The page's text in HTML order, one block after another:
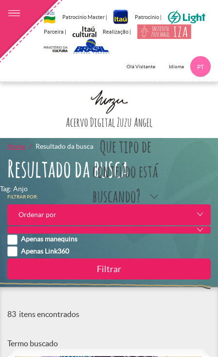
Patrocínio Master | Patrocínio |
Parceira | Realização |
Olá Visitante Idioma PT
Acervo Digital Zuzu Angel
Que tipo de
conteúdo está
buscando?
Home Resultado da busca
Resultado da busca
Tag: Anjo
FILTRAR POR:
Ordenar por
Apenas manequins
Apenas Link360
83 itens encontrados
Termo buscado